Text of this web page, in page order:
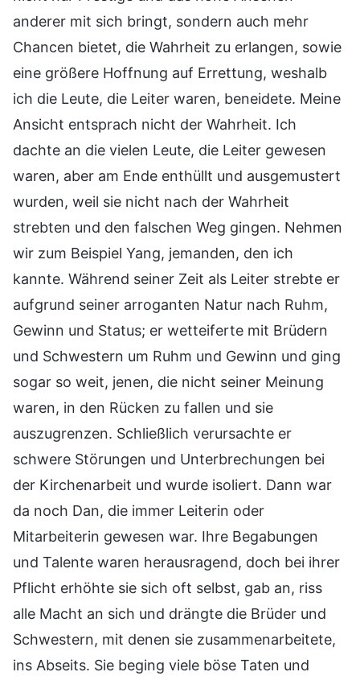
anderer mit sich bringt, sondern auch mehr
Chancen bietet, die Wahrheit zu erlangen, sowie
eine größere Hoffnung auf Errettung, weshalb
ich die Leute, die Leiter waren, beneidete. Meine
Ansicht entsprach nicht der Wahrheit. Ich
dachte an die vielen Leute, die Leiter gewesen
waren, aber am Ende enthüllt und ausgemustert
wurden, weil sie nicht nach der Wahrheit
strebten und den falschen Weg gingen. Nehmen
wir zum Beispiel Yang, jemanden, den ich
kannte. Während seiner Zeit als Leiter strebte er
aufgrund seiner arroganten Natur nach Ruhm,
Gewinn und Status; er wetteiferte mit Brüdern
und Schwestern um Ruhm und Gewinn und ging
sogar so weit, jenen, die nicht seiner Meinung
waren, in den Rücken zu fallen und sie
auszugrenzen. Schließlich verursachte er
schwere Störungen und Unterbrechungen bei
der Kirchenarbeit und wurde isoliert. Dann war
da noch Dan, die immer Leiterin oder
Mitarbeiterin gewesen war. Ihre Begabungen
und Talente waren herausragend, doch bei ihrer
Pflicht erhöhte sie sich oft selbst, gab an, riss
alle Macht an sich und drängte die Brüder und
Schwestern, mit denen sie zusammenarbeitete,
ins Abseits. Sie beging viele böse Taten und